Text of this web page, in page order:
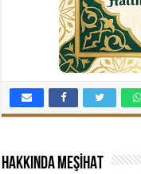
Hakkında MEŞİHAT